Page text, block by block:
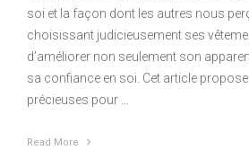
soi et la façon dont les autres nous
choisissant judicieusement ses
d’améliorer non seulement son
sa confiance en soi. Cet article
précieuses pour …
Read More